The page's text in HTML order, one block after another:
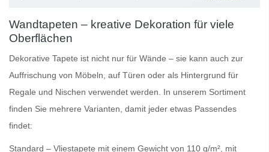
Wandtapeten – kreative Dekoration für viele
Oberflächen
Dekorative Tapete ist nicht nur für Wände – sie kann auch zur
Auffrischung von Möbeln, auf Türen oder als Hintergrund für
Regale und Nischen verwendet werden. In unserem Sortiment
finden Sie mehrere Varianten, damit jeder etwas Passendes
findet:
Standard – Vliestapete mit einem Gewicht von 110 g/m², mit